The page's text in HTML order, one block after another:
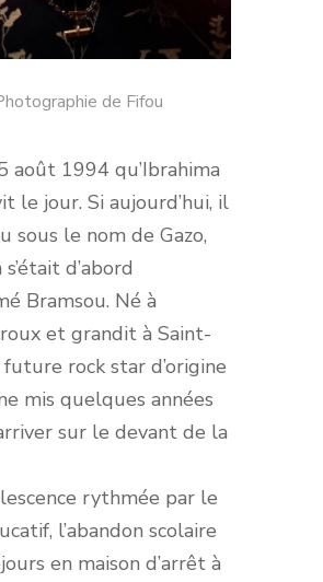
de Fifou
août 1994 qu’Ibrahima
le jour. Si aujourd’hui, il
sous le nom de Gazo,
d’abord
Bramsou. Né à
et grandit à Saint-
future rock star d’origine
mis quelques années
sur le devant de la
rythmée par le
l’abandon scolaire
en maison d’arrêt à